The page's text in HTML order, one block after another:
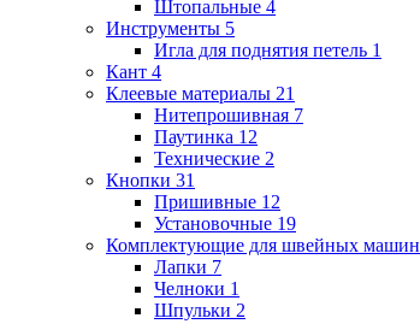
Штопальные 4
Инструменты 5
Игла для поднятия петель 1
Кант 4
Клеевые материалы 21
Нитепрошивная 7
Паутинка 12
Технические 2
Кнопки 31
Пришивные 12
Установочные 19
Комплектующие для швейных машин
Лапки 7
Челноки 1
Шпульки 2